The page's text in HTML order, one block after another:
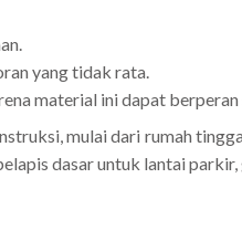
yang tidak rata.
material ini dapat berperan
mulai dari rumah
dasar untuk lantai